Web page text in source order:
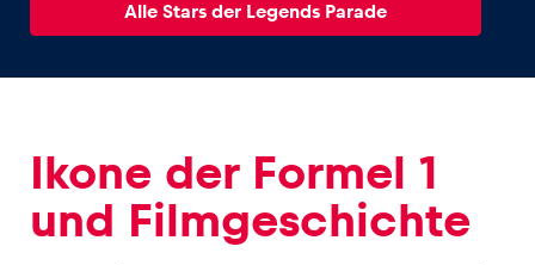
Erlebnisse
Alle anzeigen
Alle Stars der Legends Parade
Ikone der Formel 1
und Filmgeschichte